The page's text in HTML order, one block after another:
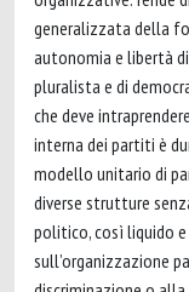
generalizzata della
autonomia e libertà
pluralista e di
che deve
interna dei partiti è
modello unitario di
diverse strutture
politico, così liquido
sull’organizzazione